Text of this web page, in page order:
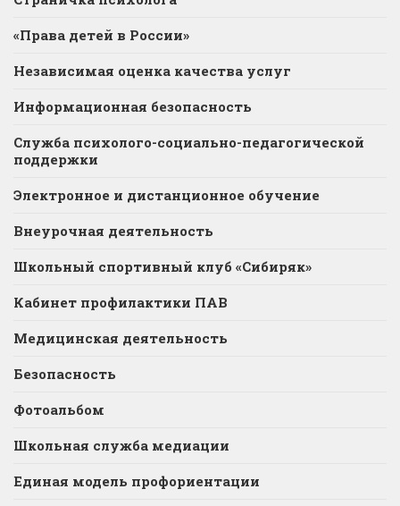
«Права детей в России»
Независимая оценка качества услуг
Информационная безопасность
Служба психолого-социально-педагогической
поддержки
Электронное и дистанционное обучение
Внеурочная деятельность
Школьный спортивный клуб «Сибиряк»
Кабинет профилактики ПАВ
Медицинская деятельность
Безопасность
Фотоальбом
Школьная служба медиации
Единая модель профориентации